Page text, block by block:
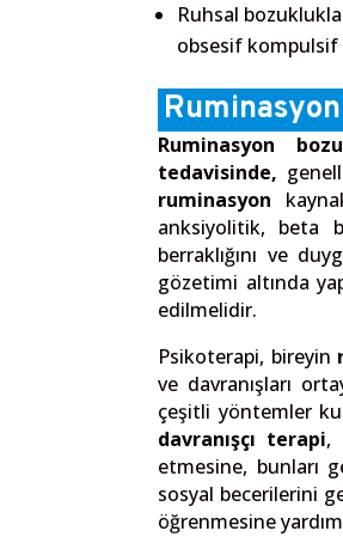
Ruhsal
obsesif kompulsif
Ruminasyon
tedavisinde,
ruminasyon
anksiyolitik, beta
berraklığını ve
gözetimi altında
edilmelidir.
Psikoterapi, bireyin
ve davranışları
çeşitli yöntemler
davranışçı terapi,
etmesine, bunları
sosyal becerilerini
öğrenmesine